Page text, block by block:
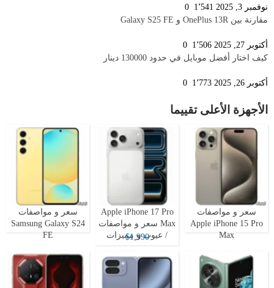
نوفمبر 3, 2025 1٬541
مقارنة بين OnePlus 13R و Galaxy S25 FE
أكتوبر 27, 2025 1٬506
كيف اختار أفضل موبايل في حدود 130000 دينار
أكتوبر 26, 2025 1٬773
الأجهزة الأعلى تقييما
سعر و مواصفات
Apple iPhone 15 Pro
Max
Apple iPhone 17 Pro
Max سعر و مواصفات
/ عيوب و مميزات
$1,990
سعر و مواصفات
Samsung Galaxy S24
FE